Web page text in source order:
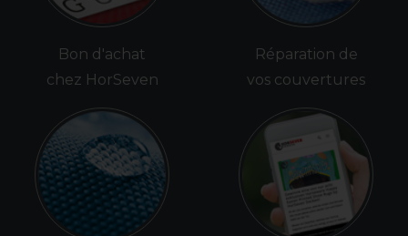
Bon d'achat
chez HorSeven
Réparation de
vos couvertures